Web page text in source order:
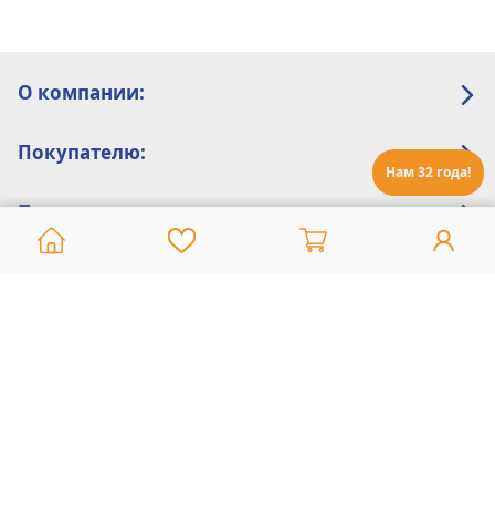
Нам 32 года!
О компании:
Покупателю:
Помощь: